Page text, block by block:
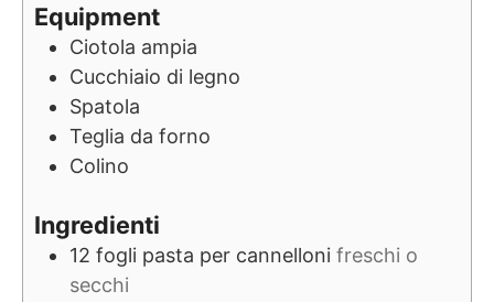
Equipment
Ciotola ampia
Cucchiaio di legno
Spatola
Teglia da forno
Colino
Ingredienti
12 fogli pasta per cannelloni freschi o
secchi